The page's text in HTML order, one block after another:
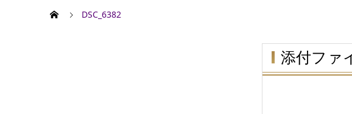
DSC_6382
添付ファ